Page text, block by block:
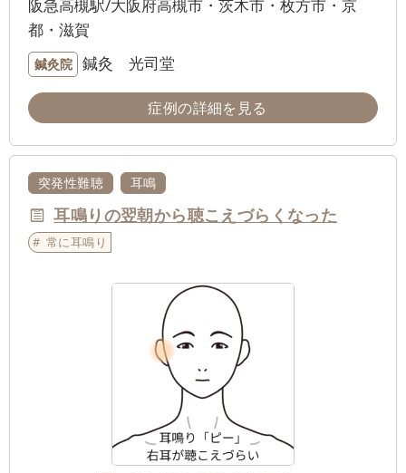
阪急高槻駅/大阪府高槻市・茨木市・枚方市・京
都・滋賀
鍼灸院 鍼灸 光司堂
症例の詳細を見る
突発性難聴 耳鳴
耳鳴りの翌朝から聴こえづらくなった
常に耳鳴り